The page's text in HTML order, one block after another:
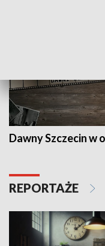
Dawny Szczecin w
REPORTAŻE